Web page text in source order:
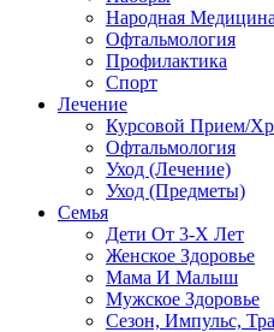
Народная Медицина
Офтальмология
Профилактика
Спорт
Лечение
Курсовой Прием/
Офтальмология
Уход (Лечение)
Уход (Предметы)
Семья
Дети От 3-Х Лет
Женское Здоровье
Мама И Малыш
Мужское Здоровье
Сезон, Импульс,